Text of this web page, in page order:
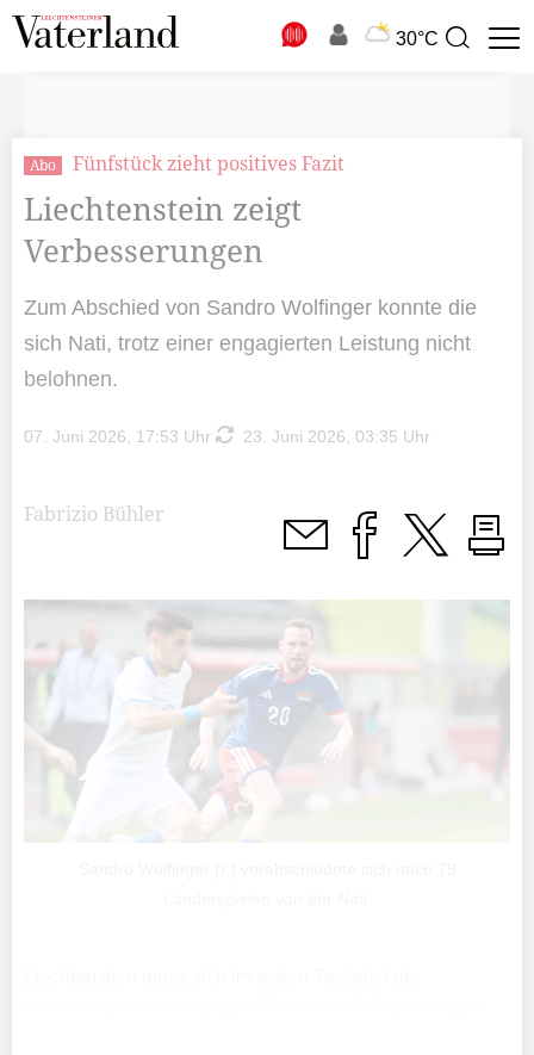
30°C
Suchbegriff
Abo Fünfstück zieht positives Fazit
Liechtenstein zeigt
Verbesserungen
Zum Abschied von Sandro Wolfinger konnte die
sich Nati, trotz einer engagierten Leistung nicht
belohnen.
07. Juni 2026, 17:53 Uhr 23. Juni 2026, 03:35 Uhr
Fabrizio Bühler